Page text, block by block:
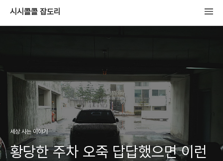
시시콜콜 잡도리
세상 사는 이야기
황당한 주차 오죽 답답했으면 이런